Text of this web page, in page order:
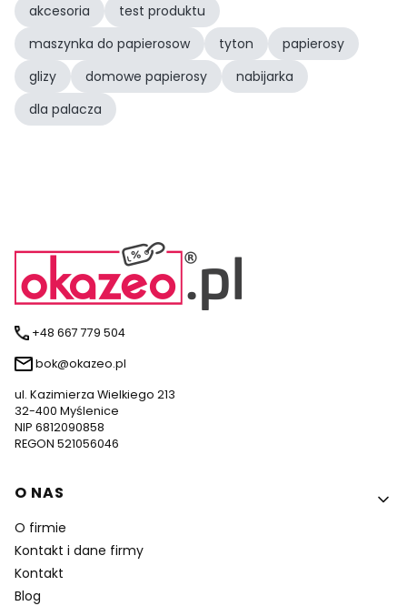
akcesoria
test produktu
maszynka do papierosow
tyton
papierosy
glizy
domowe papierosy
nabijarka
dla palacza
+48 667 779 504
bok@okazeo.pl
ul. Kazimierza Wielkiego 213
32-400 Myślenice
NIP 6812090858
REGON 521056046
Linki w stopce
O NAS
O firmie
Kontakt i dane firmy
Kontakt
Blog